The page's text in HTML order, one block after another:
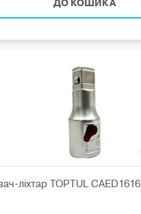
ДО КОШИКА
ліхтар TOPTUL CAED1616